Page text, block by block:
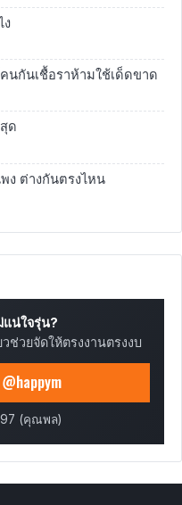
ง
นกันเชื้อราห้ามใช้เด็ดขาด
ด
ง ต่างกันตรงไหน
แน่ใจรุ่น?
ช่วยจัดให้ตรงงานตรงงบ
(คุณพล)